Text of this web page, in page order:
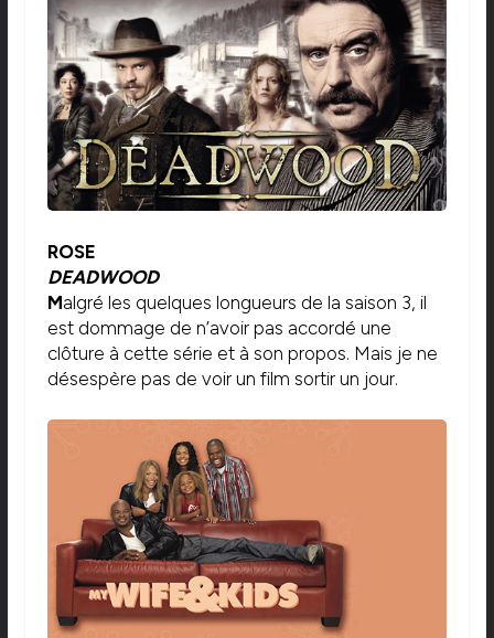
ROSE
DEADWOOD
Malgré les quelques longueurs de la saison 3, il
est dommage de n’avoir pas accordé une
clôture à cette série et à son propos. Mais je ne
désespère pas de voir un film sortir un jour.